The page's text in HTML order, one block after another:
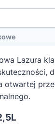
Lazura
otwartej